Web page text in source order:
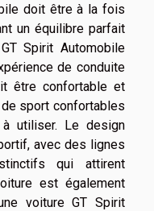
doit être à la fois
un équilibre parfait
Spirit Automobile
de conduite
être confortable et
sport confortables
utiliser. Le design
avec des lignes
qui attirent
est également
voiture GT Spirit